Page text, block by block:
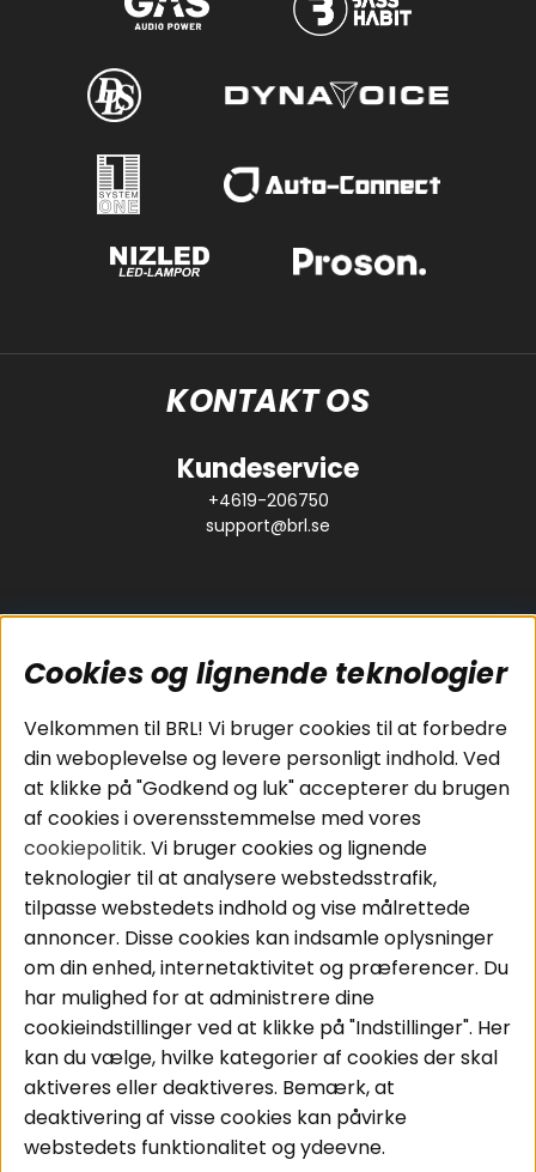
KONTAKT OS
Kundeservice
+4619-206750
support@brl.se
Populære sider
Pakkeløsninger
Bilstereo
Højttalere
Forstærker
Smartphone
Tilbehør
Kabler
Kundeservice
Cookies
Handelsbetingelser
Personvernpolicy
Service / Garanti /
Retur
Områder
Bilstereo
Hjemmestereo
S
g på din bil
Følg os
Instagram
Facebook
Youtube
Cookies og lignende teknologier
Velkommen til BRL! Vi bruger cookies til at forbedre
din weboplevelse og levere personligt indhold. Ved
at klikke på "Godkend og luk" accepterer du brugen
af cookies i overensstemmelse med vores
cookiepolitik. Vi bruger cookies og lignende
teknologier til at analysere webstedsstrafik,
tilpasse webstedets indhold og vise målrettede
annoncer. Disse cookies kan indsamle oplysninger
om din enhed, internetaktivitet og præferencer. Du
har mulighed for at administrere dine
cookieindstillinger ved at klikke på "Indstillinger". Her
kan du vælge, hvilke kategorier af cookies der skal
aktiveres eller deaktiveres. Bemærk, at
deaktivering af visse cookies kan påvirke
webstedets funktionalitet og ydeevne.